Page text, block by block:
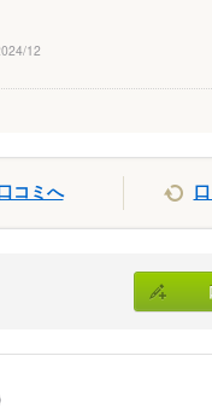
12
コミへ